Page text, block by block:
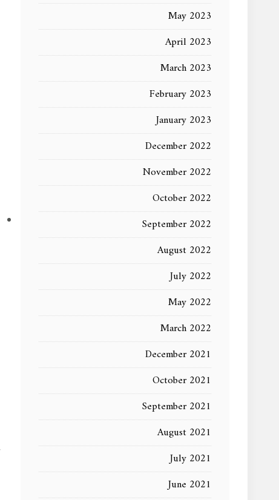
May 2023
April 2023
March 2023
February 2023
January 2023
December 2022
November 2022
October 2022
September 2022
August 2022
July 2022
May 2022
March 2022
December 2021
October 2021
September 2021
August 2021
July 2021
June 2021